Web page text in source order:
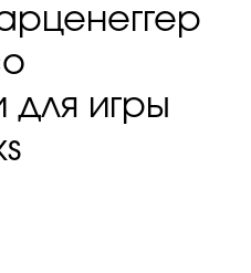
для игры